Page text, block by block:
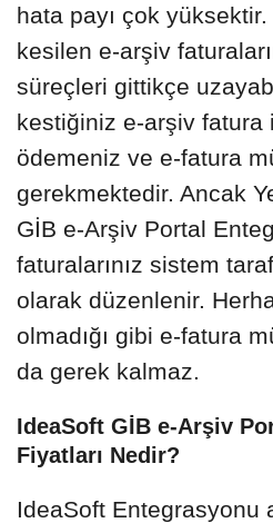
hata payı çok
kesilen e-arşiv
süreçleri gittikçe
kestiğiniz e-arşiv fatura
ödemeniz ve e-fatura
gerekmektedir. Ancak
GİB e-Arşiv Portal
faturalarınız sistem
olarak düzenlenir.
olmadığı gibi e-fatura
da gerek kalmaz.
IdeaSoft GİB e-Arşiv
Fiyatları Nedir?
IdeaSoft Entegrasyonu